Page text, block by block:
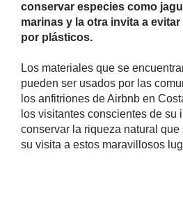
conservar especies como
marinas y la otra invita a
por plásticos.
Los materiales que se
pueden ser usados por las
los anfitriones de Airbnb en
los visitantes conscientes de su
conservar la riqueza natural
su visita a estos maravillosos